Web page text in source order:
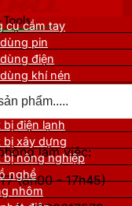
làm việc:
(8h00 - 17h45)
cụ cầm tay
pin
điện
khí nén
bị nâng đỡ
bị điện lạnh
bị xây dựng
bị nông nghiệp
nghề
nhôm